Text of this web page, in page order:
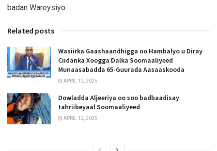
badan Wareysiyo.
Related posts
Wasiirka Gaashaandhigga oo Hambalyo u Diray
Ciidanka Xoogga Dalka Soomaaliyeed
Munaasabadda 65-Guurada Aasaaskooda
APRIL 12, 2025
Dowladda Aljeeriya oo soo badbaadisay
tahriibeyaal Soomaaliyeed
APRIL 12, 2025